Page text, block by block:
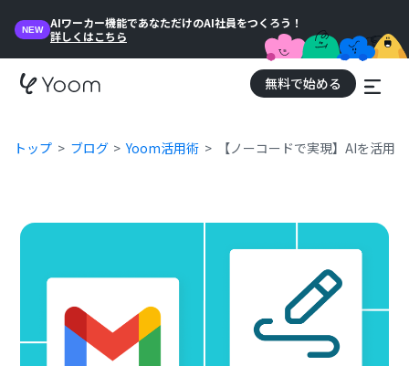
NEW
AIワーカー機能であなただけのAI社員をつくろう！
詳しくはこちら
無料で始める
トップ ブログ Yoom活用術 【ノーコードで実現】AIを活用